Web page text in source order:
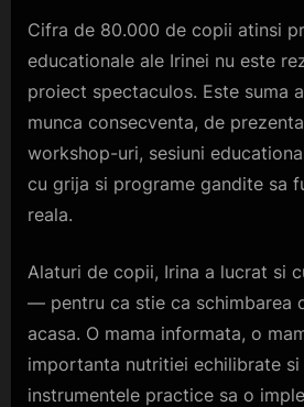
Cifra de 80.000 de copii atinsi
educationale ale Irinei nu este
proiect spectaculos. Este suma
munca consecventa, de
workshop-uri, sesiuni
cu grija si programe gandite sa
reala.
Alaturi de copii, Irina a lucrat si
— pentru ca stie ca schimbarea
acasa. O mama informata, o
importanta nutritiei echilibrate si
instrumentele practice sa o